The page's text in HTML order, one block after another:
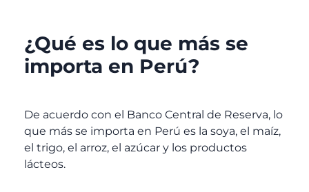
¿Qué es lo que más se
importa en Perú?
De acuerdo con el Banco Central de Reserva, lo
que más se importa en Perú es la soya, el maíz,
el trigo, el arroz, el azúcar y los productos
lácteos.